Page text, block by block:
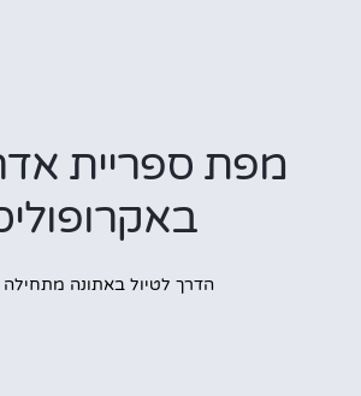
מפת ספריית
באקרופוליס
הדרך לטיול באתונה מתחילה כאן!